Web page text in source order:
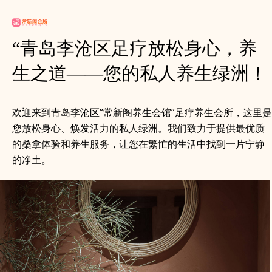
“青岛李沧区足疗放松身心，养
生之道——您的私人养生绿洲！
欢迎来到青岛李沧区“常新阁养生会馆”足疗养生会所，这里是
您放松身心、焕发活力的私人绿洲。我们致力于提供最优质
的桑拿体验和养生服务，让您在繁忙的生活中找到一片宁静
的净土。